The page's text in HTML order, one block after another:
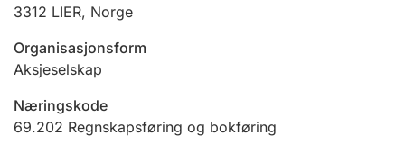
Ektepaktveileder
Offentlig sektor
3312 LIER, Norge
Organisasjonsform
Aksjeselskap
Næringskode
69.202 Regnskapsføring og bokføring